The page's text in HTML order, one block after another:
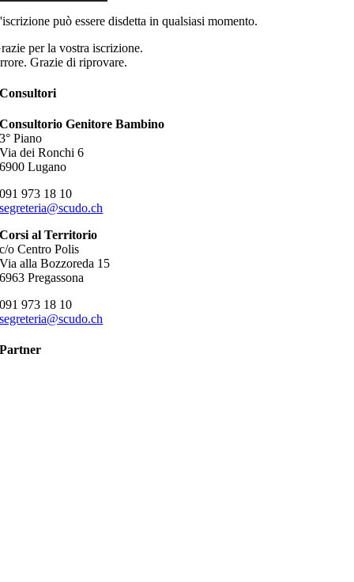
può essere disdetta in qualsiasi momento.
per la vostra iscrizione.
Grazie di riprovare.
Consultori
Consultorio Genitore Bambino
3° Piano
Via dei Ronchi 6
6900 Lugano
091 973 18 10
segreteria@scudo.ch
Corsi al Territorio
c/o Centro Polis
Via alla Bozzoreda 15
6963 Pregassona
091 973 18 10
segreteria@scudo.ch
Partner